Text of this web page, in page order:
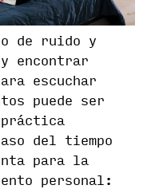
de ruido y
encontrar
escuchar
puede ser
del tiempo
para la
personal: